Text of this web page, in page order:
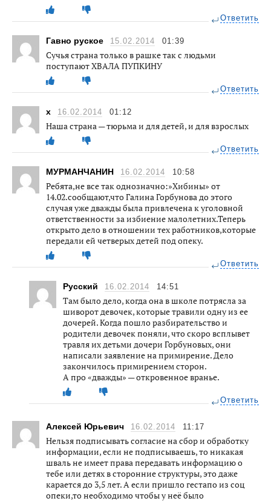
Ответить
Гавно руское 15.02.2014 01:39
Сучья страна только в рашке так с людьми
поступают ХВАЛА ПУПКИНУ
Ответить
х 16.02.2014 01:12
Наша страна — тюрьма и для детей, и для взрослых
Ответить
МУРМАНЧАНИН 16.02.2014 10:58
Ребята,не все так однозначно:»Хибины» от
14.02.сообщают,что Галина Горбунова до этого
случая уже дважды была привлечена к уголовной
ответственности за избиение малолетних.Теперь
открыто дело в отношении тех работников,которые
передали ей четверых детей под опеку.
Ответить
Русский 16.02.2014 14:51
Там было дело, когда она в школе потрясла за
шиворот девочек, которые травили одну из ее
дочерей. Когда пошло разбирательство и
родители девочек поняли, что скоро всплывет
травля их детьми дочери Горбуновых, они
написали заявление на примирение. Дело
закончилось примирением сторон.
А про «дважды» — откровенное вранье.
Ответить
Алексей Юрьевич 16.02.2014 11:17
Нельзя подписывать согласие на сбор и обработку
информации, если не подписываешь, то никакая
шваль не имеет права передавать информацию о
тебе или детях в сторонние структуры, это даже
карается до 3,5 лет. А если пришло гестапо из соц
опеки,то необходимо чтобы у неё было